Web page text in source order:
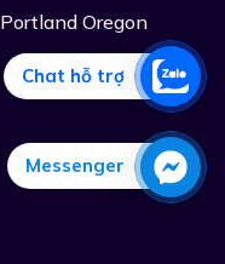
Oregon
Chat hỗ trợ
Messenger